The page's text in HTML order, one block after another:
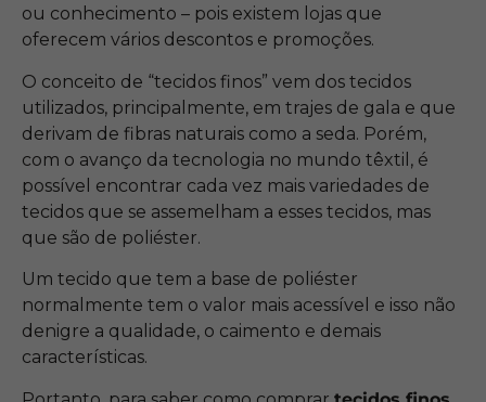
ou conhecimento – pois existem lojas que
oferecem vários descontos e promoções.
O conceito de “tecidos finos” vem dos tecidos
utilizados, principalmente, em trajes de gala e que
derivam de fibras naturais como a seda. Porém,
com o avanço da tecnologia no mundo têxtil, é
possível encontrar cada vez mais variedades de
tecidos que se assemelham a esses tecidos, mas
que são de poliéster.
Um tecido que tem a base de poliéster
normalmente tem o valor mais acessível e isso não
denigre a qualidade, o caimento e demais
características.